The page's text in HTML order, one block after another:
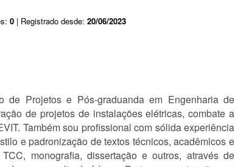
0 | Registrado desde: 20/06/2023
de Projetos e Pós-graduanda em Engenharia de
de projetos de instalações elétricas, combate a
Também sou profissional com sólida experiência
e padronização de textos técnicos, acadêmicos e
monografia, dissertação e outros, através de